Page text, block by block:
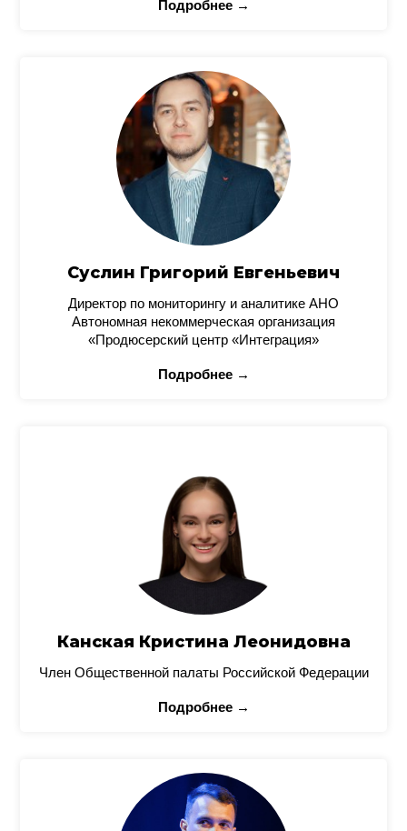
Подробнее →
Суслин Григорий Евгеньевич
Директор по мониторингу и аналитике АНО
Автономная некоммерческая организация
«Продюсерский центр «Интеграция»
Подробнее →
Канская Кристина Леонидовна
Член Общественной палаты Российской Федерации
Подробнее →